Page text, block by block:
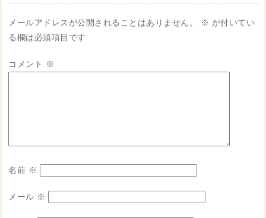
メールアドレスが公開されることはありません。 ※ が付いてい
る欄は必須項目です
コメント ※
名前 ※
メール ※